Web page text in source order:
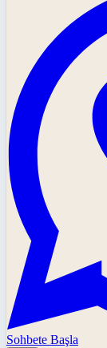
Sohbete Başla